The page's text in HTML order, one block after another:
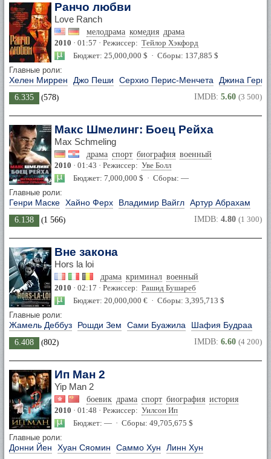
Ранчо любви
Love Ranch
мелодрама комедия драма
2010 · 01:57 · Режиссер: Тейлор Хэкфорд
Бюджет: 25,000,000 $ · Сборы: 137,885 $
Главные роли:
Хелен Миррен Джо Пеши Серхио Перис-Менчета Джина
6.335 (578) IMDB: 5.60 (3 500)
Макс Шмелинг: Боец Рейха
Max Schmeling
драма спорт биография военный
2010 · 01:43 · Режиссер: Уве Болл
Бюджет: 7,000,000 $ · Сборы: —
Главные роли:
Генри Маске Хайно Ферх Владимир Вайгл Артур Абрахам
6.138 (1 566) IMDB: 4.80 (1 300)
Вне закона
Hors la loi
драма криминал военный
2010 · 02:17 · Режиссер: Рашид Бушареб
Бюджет: 20,000,000 € · Сборы: 3,395,713 $
Главные роли:
Жамель Деббуз Рошди Зем Сами Буажила Шафия Будраа
6.408 (802) IMDB: 6.60 (4 200)
Ип Ман 2
Yip Man 2
боевик драма спорт биография история
2010 · 01:48 · Режиссер: Уилсон Ип
Бюджет: — · Сборы: 49,705,675 $
Главные роли:
Донни Йен Хуан Сяомин Саммо Хун Линн Хун